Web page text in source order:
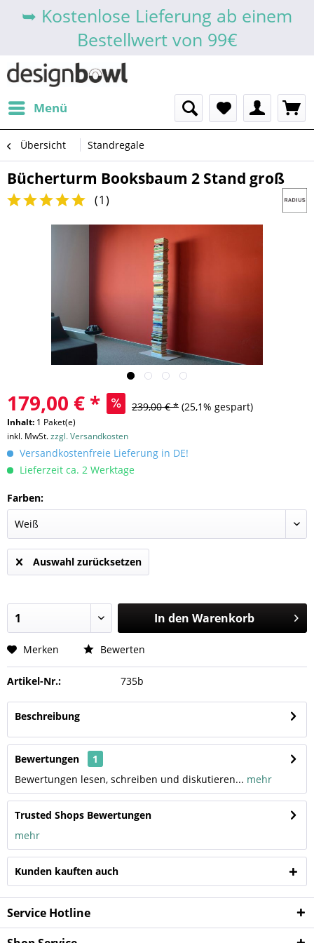
➥ Kostenlose Lieferung ab einem
Bestellwert von 99€
Menü
Übersicht Standregale
Bücherturm Booksbaum 2 Stand groß
(1)
179,00 € * 239,00 € * (25,1% gespart)
Inhalt: 1 Paket(e)
inkl. MwSt.zzgl. Versandkosten
Versandkostenfreie Lieferung in DE!
Lieferzeit ca. 2 Werktage
Farben:
Auswahl zurücksetzen
In den Warenkorb
Merken Bewerten
Artikel-Nr.: 735b
Beschreibung
Bewertungen
1
Bewertungen lesen, schreiben und diskutieren... mehr
Trusted Shops Bewertungen
mehr
Kunden kauften auch
Service Hotline